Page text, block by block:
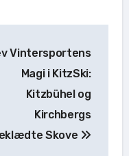
Vintersportens
Magi i KitzSki:
Kitzbühel og
Kirchbergs
Skove